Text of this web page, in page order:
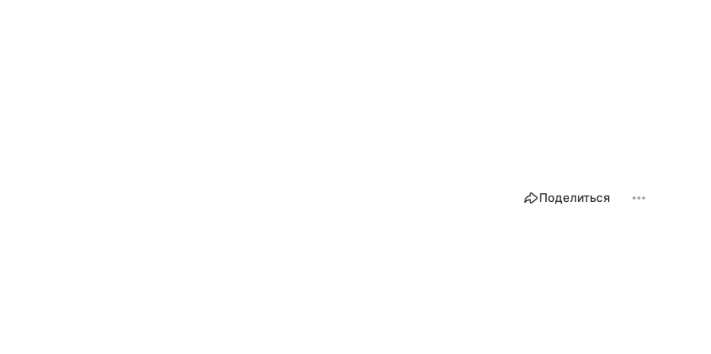
Поделиться